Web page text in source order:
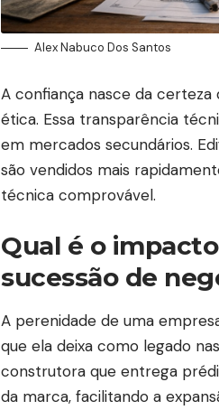
Alex Nabuco Dos Santos
A confiança nasce da
ética. Essa transparência
em mercados secundários.
são vendidos mais
técnica comprovável.
Qual é o
sucessão de
A perenidade de uma
que ela deixa como legado
construtora que entrega
da marca, facilitando a